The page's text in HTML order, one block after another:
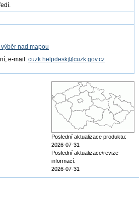
nad mapou
e-mail: cuzk.helpdesk@cuzk.gov.cz
Poslední aktualizace produktu:
2026-07-31
Poslední aktualizace/revize
informací:
2026-07-31